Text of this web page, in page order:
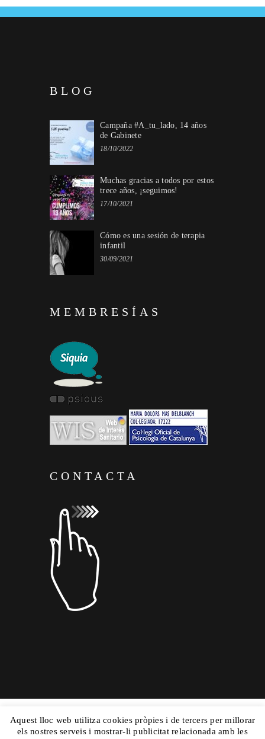
BLOG
Campaña #A_tu_lado, 14 años
de Gabinete
18/10/2022
Muchas gracias a todos por estos
trece años, ¡seguimos!
17/10/2021
Cómo es una sesión de terapia
infantil
30/09/2021
MEMBRESÍAS
CONTACTA
Copyright © 2015 Dolors Mas|Powered by
Aquest lloc web utilitza cookies pròpies i de tercers per millorar
els nostres serveis i mostrar-li publicitat relacionada amb les